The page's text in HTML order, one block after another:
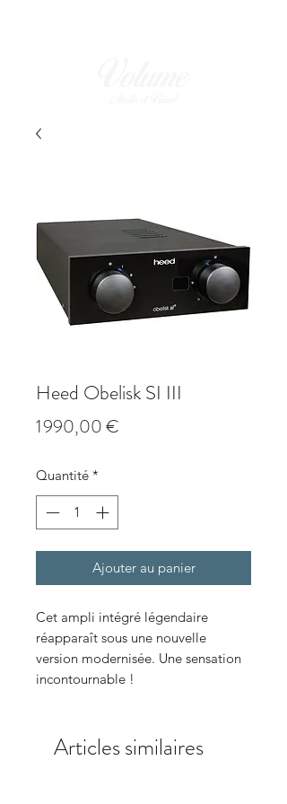
Heed Obelisk SI III
1 990,00 €
Quantité *
Ajouter au panier
Cet ampli intégré légendaire
réapparaît sous une nouvelle
version modernisée. Une sensation
incontournable !
Articles similaires